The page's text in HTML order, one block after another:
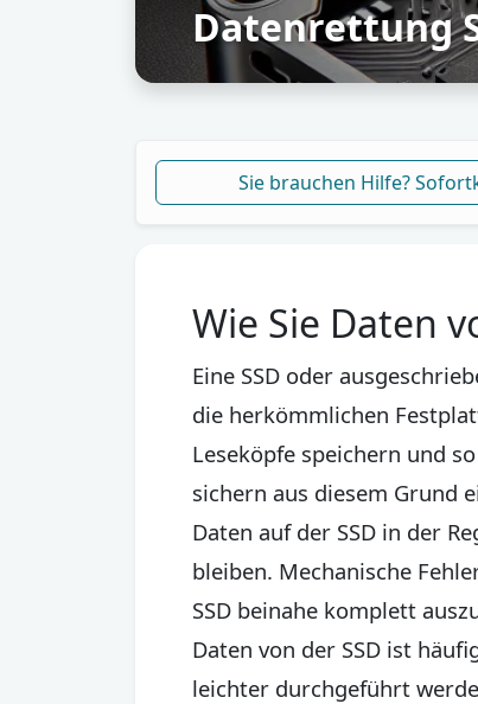
Datenrettung
Sie brauchen Hilfe?
Wie Sie Daten
Eine SSD oder
die herkömmlichen
Leseköpfe speichern und
sichern aus diesem Grund
Daten auf der SSD in der
bleiben. Mechanische
SSD beinahe komplett
Daten von der SSD ist
leichter durchgeführt